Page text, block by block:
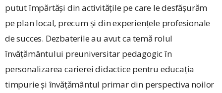
putut împărtăși din activitățile pe care le desfășurăm
pe plan local, precum și din experiențele profesionale
de succes. Dezbaterile au avut ca temă rolul
învățământului preuniversitar pedagogic în
personalizarea carierei didactice pentru educația
timpurie și învățământul primar din perspectiva noilor